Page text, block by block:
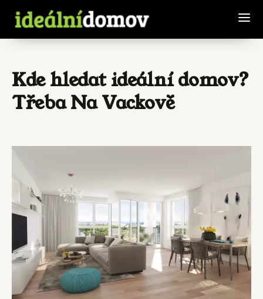
Kde hledat ideální domov?
Třeba Na Vackově